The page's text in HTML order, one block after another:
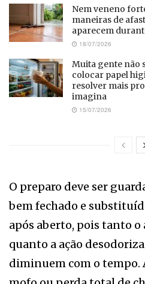
Nem veneno
maneiras de
aparecem
18/07/2026
Muita gente não
colocar papel
resolver mais
imagina
15/07/2026
O preparo deve ser
bem fechado e
após aberto, pois tanto o
quanto a ação
diminuem com o tempo.